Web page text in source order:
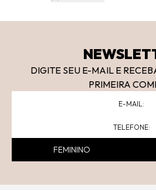
DIGITE SEU E-MAIL E
PRIMEIRA
FEMININO